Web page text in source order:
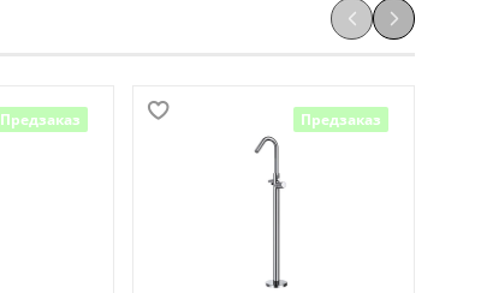
Предзаказ Предзаказ